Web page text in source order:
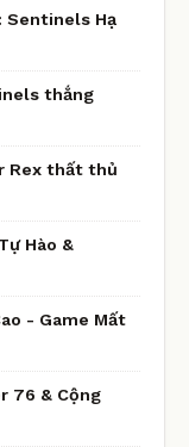
Sentinels Hạ
thắng
Rex thất thủ
Hào &
- Game Mất
76 & Cộng